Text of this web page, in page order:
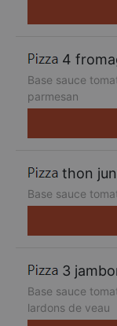
4
Base sauce
parmesan
thon
Base sauce
3
Base sauce
lardons de veau